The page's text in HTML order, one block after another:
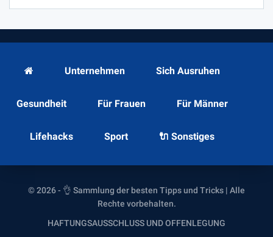
Unternehmen Sich Ausruhen
Gesundheit Für Frauen Für Männer
Lifehacks Sport 🔌 Sonstiges
© 2026 - 👌 Sammlung der besten Tipps und Tricks | Alle
Rechte vorbehalten.
HAFTUNGSAUSSCHLUSS UND OFFENLEGUNG